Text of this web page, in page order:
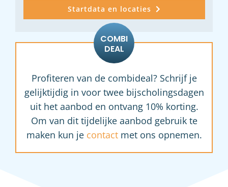
Startdata en locaties
Profiteren van de combideal? Schrijf je
gelijktijdig in voor twee bijscholingsdagen
uit het aanbod en ontvang 10% korting.
Om van dit tijdelijke aanbod gebruik te
maken kun je contactmet ons opnemen.